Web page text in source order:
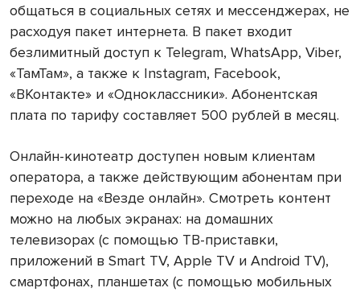
общаться в социальных сетях и мессенджерах, не
расходуя пакет интернета. В пакет входит
безлимитный доступ к Telegram, WhatsApp, Viber,
«ТамТам», а также к Instagram, Facebook,
«ВКонтакте» и «Одноклассники». Абонентская
плата по тарифу составляет 500 рублей в месяц.
Онлайн-кинотеатр доступен новым клиентам
оператора, а также действующим абонентам при
переходе на «Везде онлайн». Смотреть контент
можно на любых экранах: на домашних
телевизорах (с помощью ТВ-приставки,
приложений в Smart TV, Apple TV и Android TV),
смартфонах, планшетах (с помощью мобильных